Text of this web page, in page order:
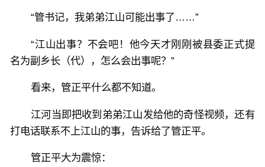
“管书记，我弟弟江山可能出事了……”
“江山出事？不会吧！他今天才刚刚被县委正式提
名为副乡长（代），怎么会出事呢？”
看来，管正平什么都不知道。
江河当即把收到弟弟江山发给他的奇怪视频，还有
打电话联系不上江山的事，告诉给了管正平。
管正平大为震惊：